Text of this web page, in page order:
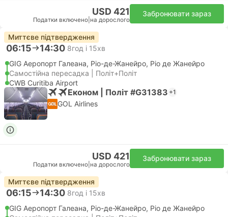
USD 421
Податки включено на дорослого
Забронювати зараз
Миттєве підтвердження
06:15 14:30 8год і 15хв
GIG Аеропорт Галеана, Ріо-де-Жанейро, Ріо де Жанейро
Самостійна пересадка | Політ+Політ
CWB Curitiba Airport
Економ | Політ #G31383 +1
GOL Airlines
USD 421
Податки включено на дорослого
Забронювати зараз
Миттєве підтвердження
06:15 14:30 8год і 15хв
GIG Аеропорт Галеана, Ріо-де-Жанейро, Ріо де Жанейро